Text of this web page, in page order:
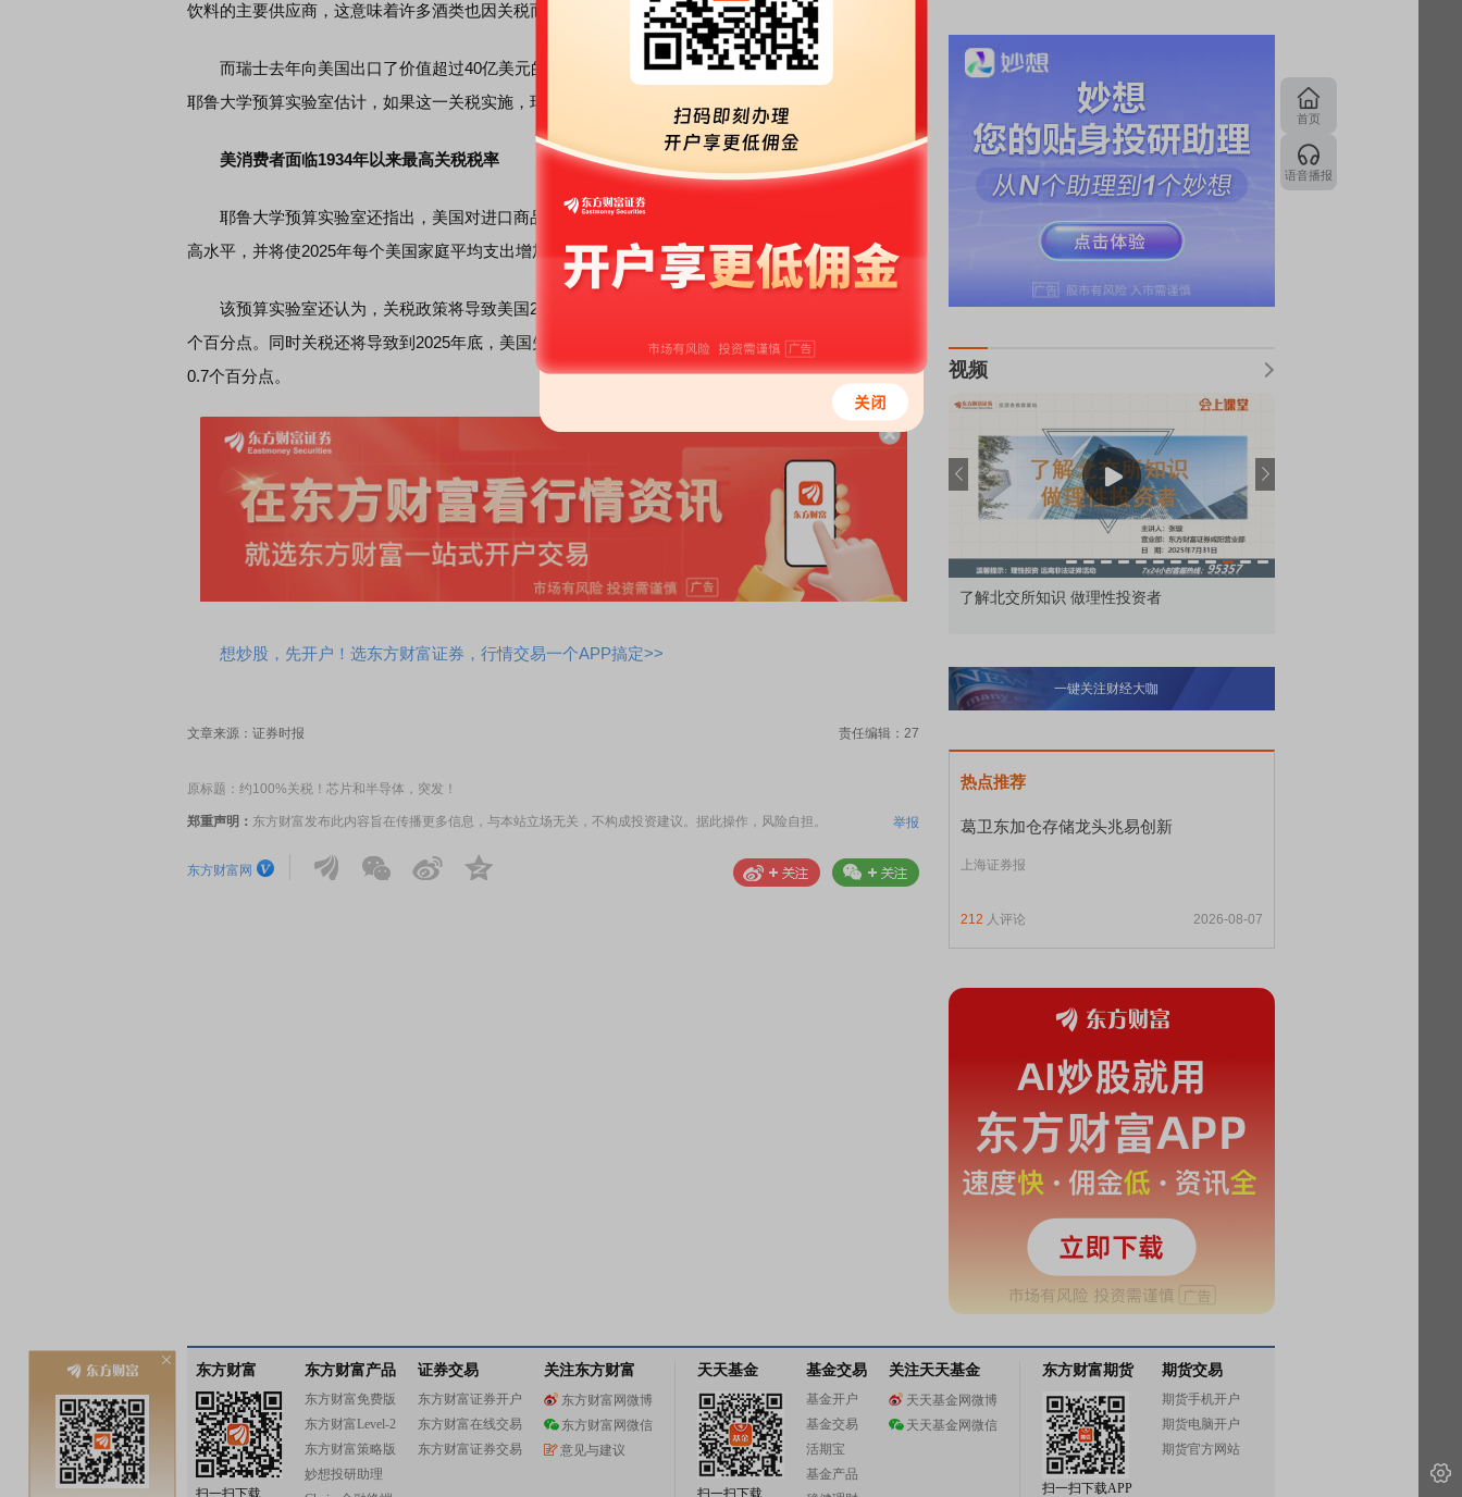
饮料的主要供应商，这意味着许多酒类也因关税而开始涨价。
而瑞士去年向美国出口了价值超过40亿美元的手表，特朗普政府目前要对瑞士征收39%的关税，
耶鲁大学预算实验室估计，如果这一关税实施，瑞士手表价格将在短期内上涨39.7%。
美消费者面临1934年以来最高关税税率
耶鲁大学预算实验室还指出，美国对进口商品征收的平均有效关税税率达18.3%，为1934年以来最
高水平，并将使2025年每个美国家庭平均支出增加2400美元。
该预算实验室还认为，关税政策将导致美国2025年和2026年实际国内生产总值增长率每年降低0.5
个百分点。同时关税还将导致到2025年底，美国失业率上升0.3个百分点，到2026年底，失业率上升
0.7个百分点。
想炒股，先开户！选东方财富证券，行情交易一个APP搞定>>
文章来源：证券时报 责任编辑：27
原标题：约100%关税！芯片和半导体，突发！
郑重声明： 东方财富发布此内容旨在传播更多信息，与本站立场无关，不构成投资建议。据此操作，风险自担。 举报
东方财富网
视频
债券知识通识：从基础认知到特色品种 了解北交所知识 做理性投资者 市价委托那么多种，究竟怎么用？
一键关注财经大咖
热点推荐
葛卫东加仓存储龙头兆易创新
上海证券报
212 人评论 2026-08-07
首页
语音播报
东方财富
扫一扫下载
东方财富产品
东方财富免费版
东方财富Level-2
东方财富策略版
妙想投研助理
证券交易
东方财富证券开户
东方财富在线交易
东方财富证券交易
关注东方财富
东方财富网微博
东方财富网微信
意见与建议
天天基金
扫一扫下载
基金交易
基金开户
基金交易
活期宝
基金产品
关注天天基金
天天基金网微博
天天基金网微信
东方财富期货
扫一扫下载APP
期货交易
期货手机开户
期货电脑开户
期货官方网站